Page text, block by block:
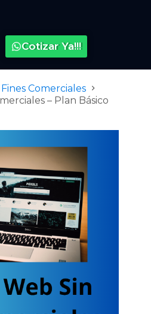
Cotizar Ya!!!
Comerciales
– Plan Básico